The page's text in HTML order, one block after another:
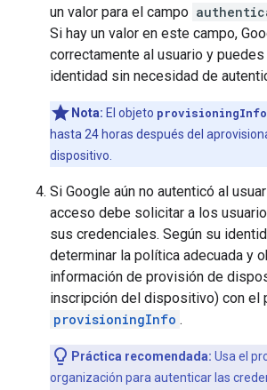
un valor para el campo
Si hay un valor en este campo,
correctamente al usuario y
identidad sin necesidad de
Nota: El objeto provisioningInfo
hasta 24 horas después del
dispositivo.
Si Google aún no autenticó al
acceso debe solicitar a los
sus credenciales. Según su
determinar la política adecuada y
información de provisión de
inscripción del dispositivo) con el
provisioningInfo .
Práctica recomendada: Usa el
organización para autenticar las